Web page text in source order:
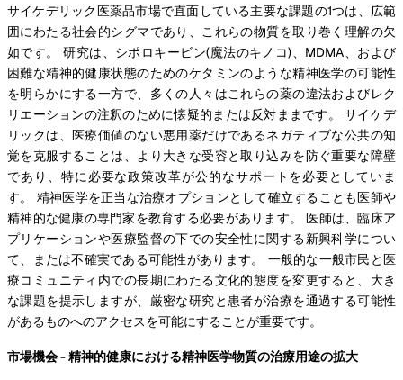
サイケデリック医薬品市場で直面している主要な課題の1つは、広範
囲にわたる社会的シグマであり、これらの物質を取り巻く理解の欠
如です。 研究は、シポロキービン(魔法のキノコ)、MDMA、および
困難な精神的健康状態のためのケタミンのような精神医学の可能性
を明らかにする一方で、多くの人々はこれらの薬の違法およびレク
リエーションの注釈のために懐疑的または反対ままです。 サイケデ
リックは、医療価値のない悪用薬だけであるネガティブな公共の知
覚を克服することは、より大きな受容と取り込みを防ぐ重要な障壁
であり、特に必要な政策改革が公的なサポートを必要としていま
す。 精神医学を正当な治療オプションとして確立することも医師や
精神的な健康の専門家を教育する必要があります。 医師は、臨床ア
プリケーションや医療監督の下での安全性に関する新興科学につい
て、または不確実である可能性があります。 一般的な一般市民と医
療コミュニティ内での長期にわたる文化的態度を変更すると、大き
な課題を提示しますが、厳密な研究と患者が治療を通過する可能性
があるものへのアクセスを可能にすることが重要です。
市場機会 - 精神的健康における精神医学物質の治療用途の拡大